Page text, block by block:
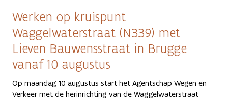
Werken op kruispunt
Waggelwaterstraat (N339) met
Lieven Bauwensstraat in Brugge
vanaf 10 augustus
Op maandag 10 augustus start het Agentschap Wegen en
Verkeer met de herinrichting van de Waggelwaterstraat